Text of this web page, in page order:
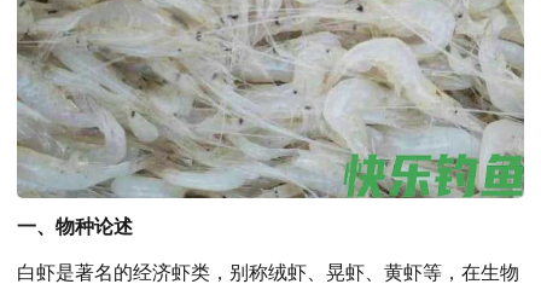
一、物种论述
白虾是著名的经济虾类，别称绒虾、晃虾、黄虾等，在生物